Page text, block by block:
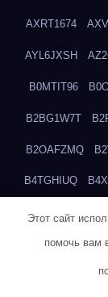
AXRT1674
AYL6JXSH
B0MTIT96
B2BG1W7T
B2OAFZMQ
B4TGHIUQ
B6DRTEW8
B87GV7RK
Этот сайт
помочь вам